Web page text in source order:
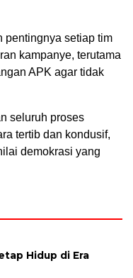
pentingnya setiap tim
kampanye, terutama
APK agar tidak
seluruh proses
tertib dan kondusif,
demokrasi yang
Hidup di Era